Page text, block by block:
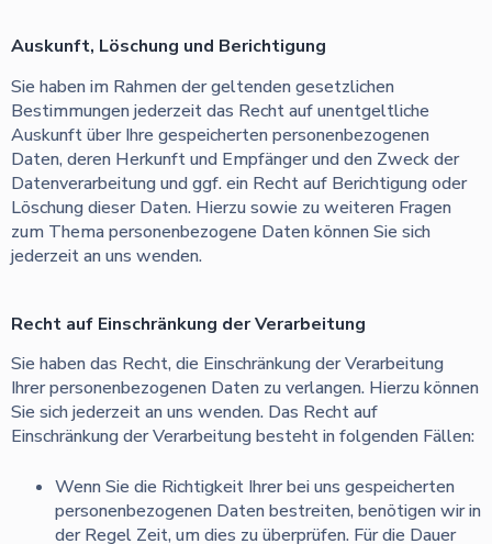
Auskunft, Löschung und Berichtigung
Sie haben im Rahmen der geltenden gesetzlichen
Bestimmungen jederzeit das Recht auf unentgeltliche
Auskunft über Ihre gespeicherten personenbezogenen
Daten, deren Herkunft und Empfänger und den Zweck der
Datenverarbeitung und ggf. ein Recht auf Berichtigung oder
Löschung dieser Daten. Hierzu sowie zu weiteren Fragen
zum Thema personenbezogene Daten können Sie sich
jederzeit an uns wenden.
Recht auf Einschränkung der Verarbeitung
Sie haben das Recht, die Einschränkung der Verarbeitung
Ihrer personenbezogenen Daten zu verlangen. Hierzu können
Sie sich jederzeit an uns wenden. Das Recht auf
Einschränkung der Verarbeitung besteht in folgenden Fällen:
Wenn Sie die Richtigkeit Ihrer bei uns gespeicherten
personenbezogenen Daten bestreiten, benötigen wir in
der Regel Zeit, um dies zu überprüfen. Für die Dauer